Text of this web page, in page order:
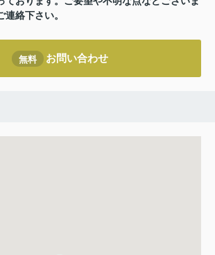
連絡下さい。
無料 お問い合わせ